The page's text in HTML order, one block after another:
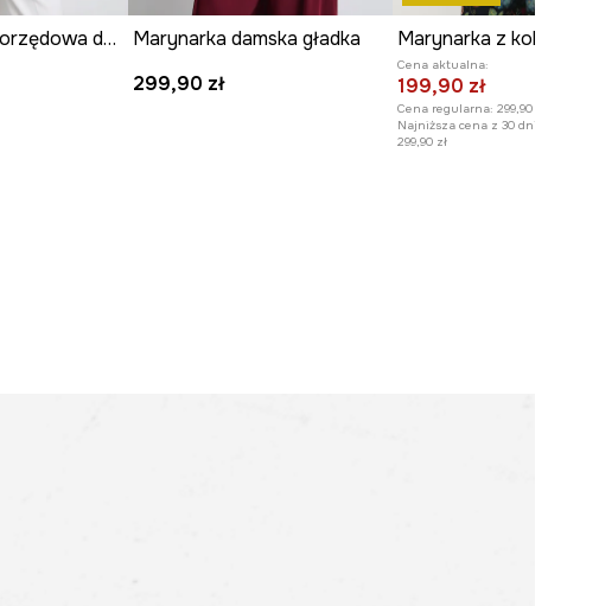
Kamizelka jednorzędowa damska gładka
Marynarka damska gładka
299,90 zł
Cena aktualna:
199,90 zł
Cena regularna: 299,90 zł
Najniższa cena z 30 dni przed
299,90 zł